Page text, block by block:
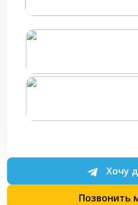
Хочу
Позвонить